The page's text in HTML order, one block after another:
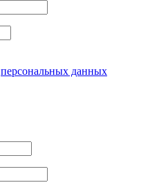
персональных данных